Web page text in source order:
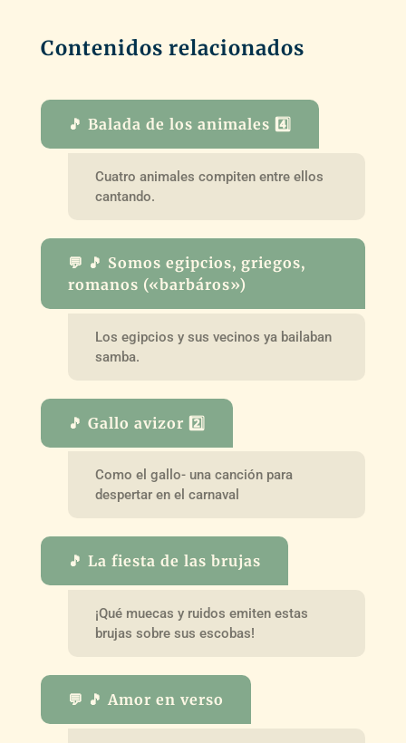
Contenidos relacionados
🎵 Balada de los animales 4️⃣
Cuatro animales compiten entre ellos
cantando.
💬 🎵 Somos egipcios, griegos,
romanos («barbáros»)
Los egipcios y sus vecinos ya bailaban
samba.
🎵 Gallo avizor 2️⃣
Como el gallo- una canción para
despertar en el carnaval
🎵 La fiesta de las brujas
¡Qué muecas y ruidos emiten estas
brujas sobre sus escobas!
💬 🎵 Amor en verso